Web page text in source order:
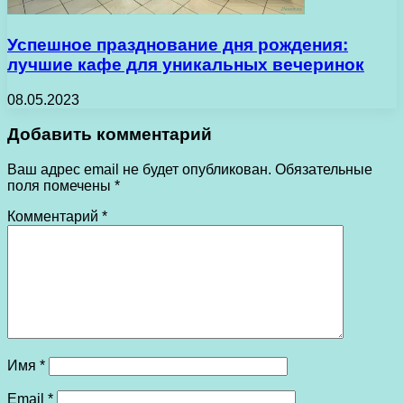
Успешное празднование дня рождения:
лучшие кафе для уникальных вечеринок
08.05.2023
Добавить комментарий
Ваш адрес email не будет опубликован. Обязательные
поля помечены *
Комментарий *
Имя *
Email *